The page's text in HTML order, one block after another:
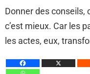
Donner des conseils,
c’est mieux. Car les
les actes, eux,